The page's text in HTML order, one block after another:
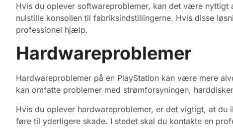
Hvis du oplever softwareproblemer, kan det være nyttigt
nulstille konsollen til fabriksindstillingerne. Hvis disse
professionel hjælp.
Hardwareproblemer
Hardwareproblemer på en PlayStation kan være mere
kan omfatte problemer med strømforsyningen,
Hvis du oplever hardwareproblemer, er det vigtigt, at
føre til yderligere skade. I stedet skal du kontakte en